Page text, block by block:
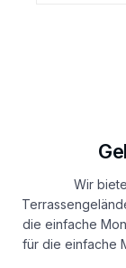
Wir
die einfache
für die einfache